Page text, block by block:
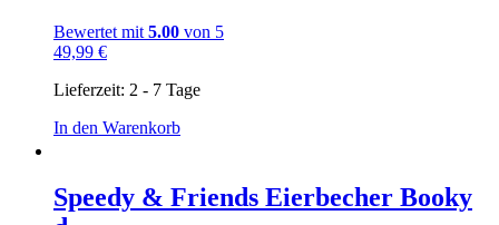
Bewertet mit 5.00 von 5
49,99 €
Lieferzeit: 2 - 7 Tage
In den Warenkorb
Speedy & Friends Eierbecher Booky